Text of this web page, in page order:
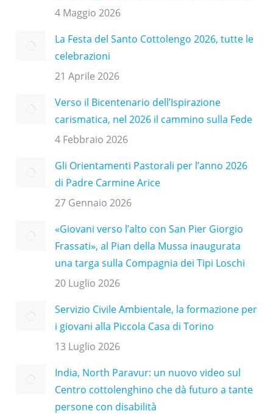
4 Maggio 2026
La Festa del Santo Cottolengo 2026, tutte le
celebrazioni
21 Aprile 2026
Verso il Bicentenario dell’Ispirazione
carismatica, nel 2026 il cammino sulla Fede
4 Febbraio 2026
Gli Orientamenti Pastorali per l’anno 2026
di Padre Carmine Arice
27 Gennaio 2026
«Giovani verso l’alto con San Pier Giorgio
Frassati», al Pian della Mussa inaugurata
una targa sulla Compagnia dei Tipi Loschi
20 Luglio 2026
Servizio Civile Ambientale, la formazione per
i giovani alla Piccola Casa di Torino
13 Luglio 2026
India, North Paravur: un nuovo video sul
Centro cottolenghino che dà futuro a tante
persone con disabilità